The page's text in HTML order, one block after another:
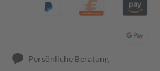
Persönliche Beratung